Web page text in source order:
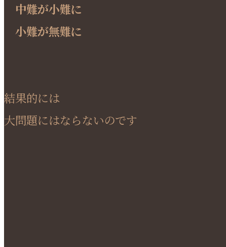
中難が小難に
小難が無難に
結果的には
大問題にはならないのです